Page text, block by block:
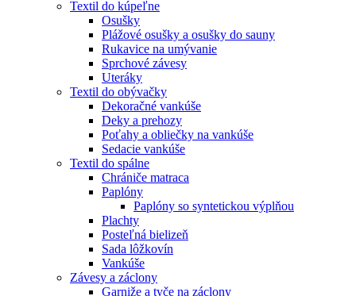
Textil do kúpeľne
Osušky
Plážové osušky a osušky do sauny
Rukavice na umývanie
Sprchové závesy
Uteráky
Textil do obývačky
Dekoračné vankúše
Deky a prehozy
Poťahy a obliečky na vankúše
Sedacie vankúše
Textil do spálne
Chrániče matraca
Paplóny
Paplóny so syntetickou výplňou
Plachty
Posteľná bielizeň
Sada lôžkovín
Vankúše
Závesy a záclony
Garniže a tyče na záclony